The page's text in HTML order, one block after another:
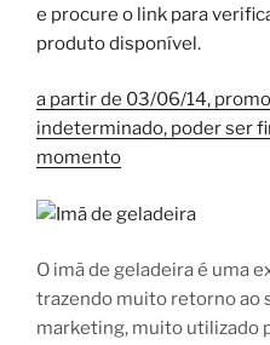
e procure o link para
produto disponível.
a partir de 03/06/14,
indeterminado, poder ser
momento
O imã de geladeira é uma
trazendo muito retorno ao
marketing, muito utilizado